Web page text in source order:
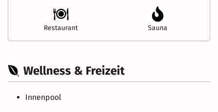
Restaurant Sauna
Wellness & Freizeit
Innenpool